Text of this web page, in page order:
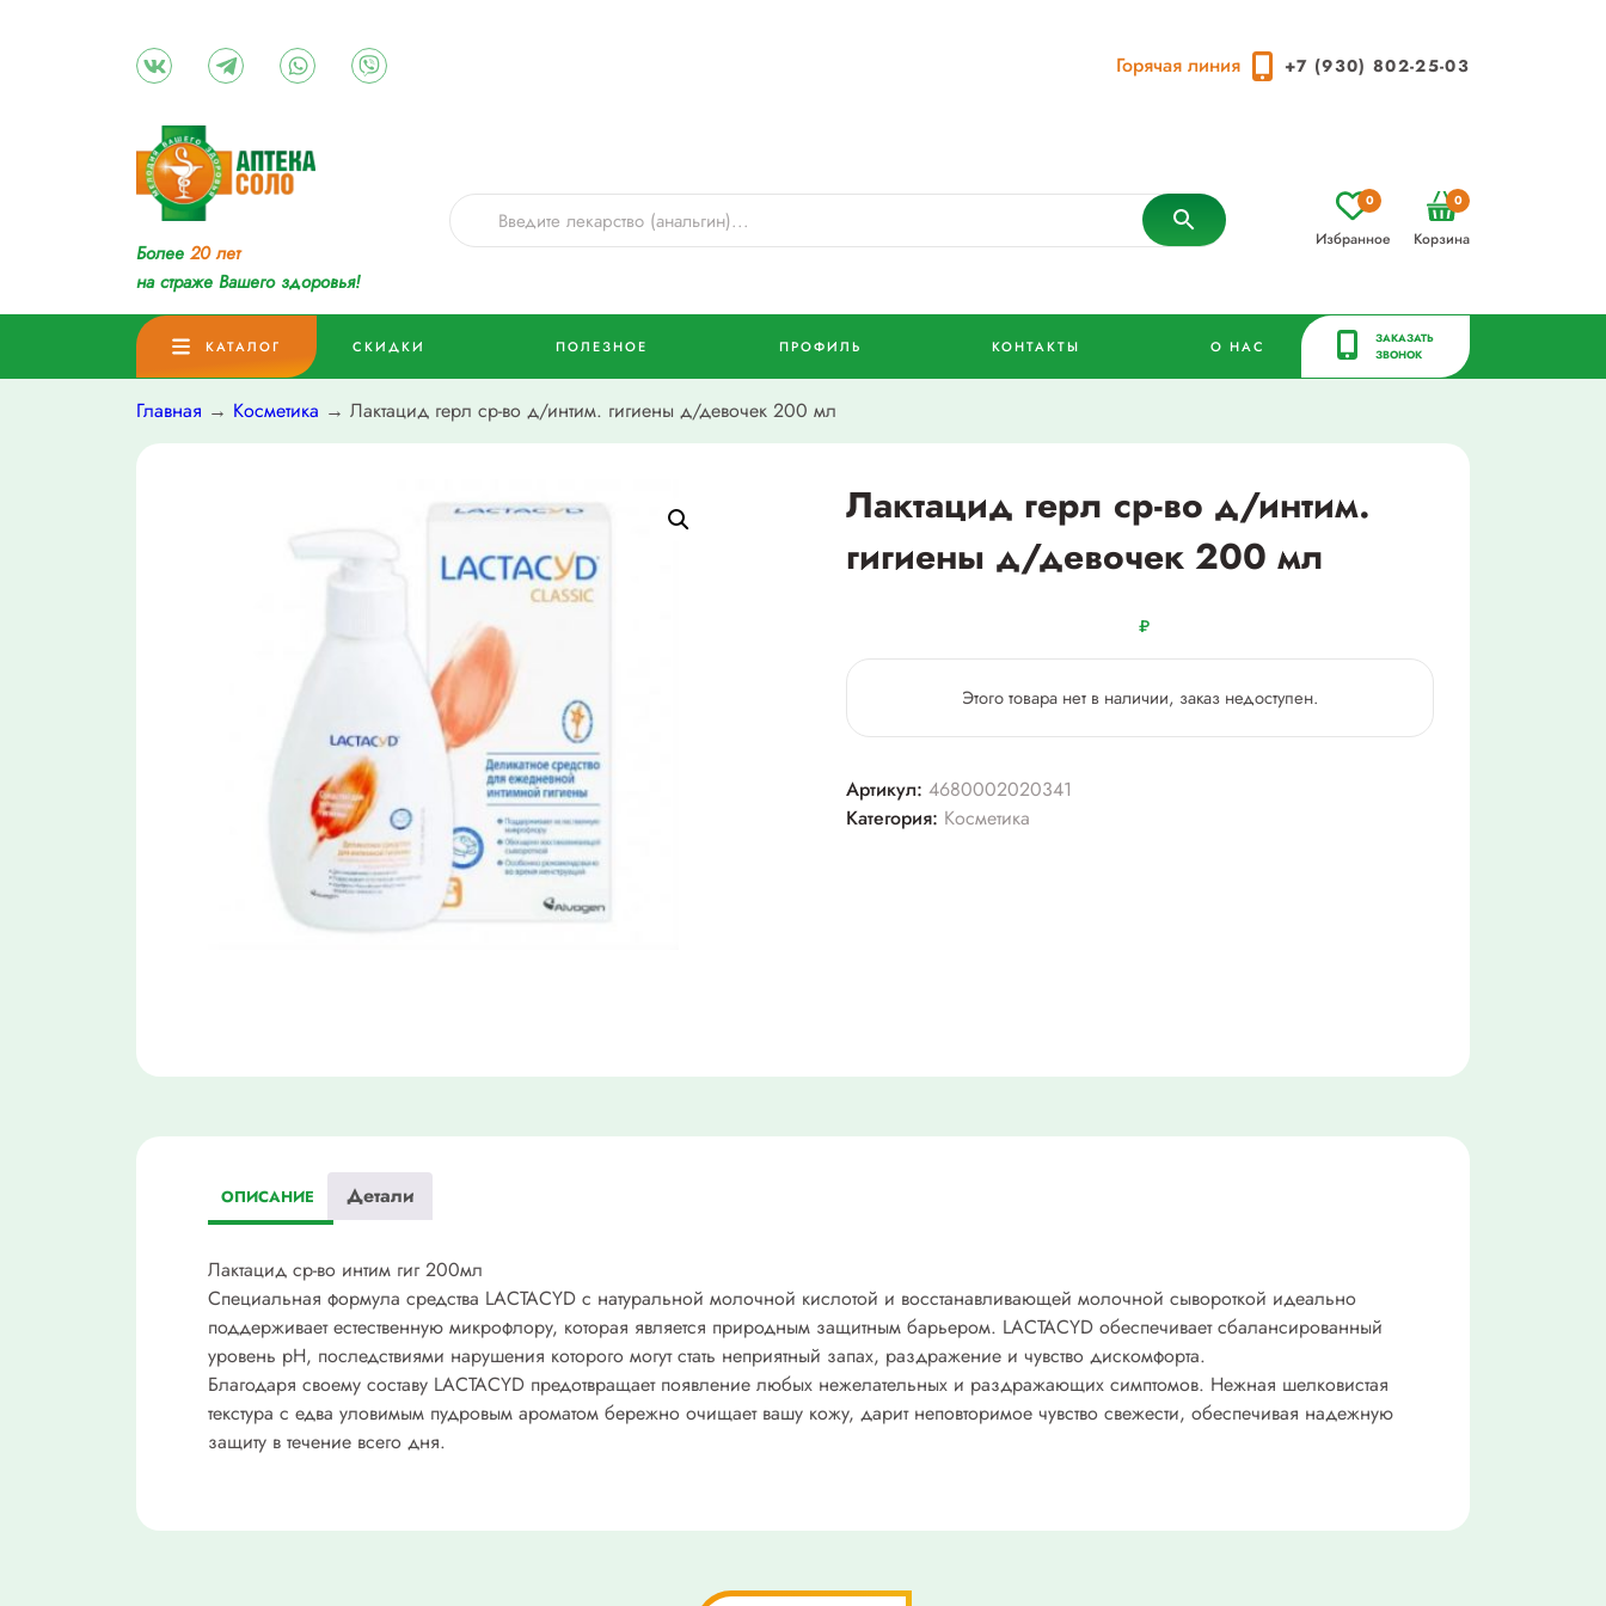
Горячая линия +7 (930) 802-25-03
Более 20 лет
на страже Вашего здоровья!
Избранное
0
Корзина
0
КАТАЛОГ СКИДКИ ПОЛЕЗНОЕ ПРОФИЛЬ КОНТАКТЫ О НАС
ЗАКАЗАТЬ
ЗВОНОК
Главная → Косметика → Лактацид герл ср-во д/интим. гигиены д/девочек 200 мл
Лактацид герл ср-во д/интим.
гигиены д/девочек 200 мл
₽
Этого товара нет в наличии, заказ недоступен.
Артикул: 4680002020341
Категория: Косметика
ОПИСАНИЕ Детали
Лактацид ср-во интим гиг 200мл
Специальная формула средства LACTACYD с натуральной молочной кислотой и восстанавливающей молочной сывороткой идеально
поддерживает естественную микрофлору, которая является природным защитным барьером. LACTACYD обеспечивает сбалансированный
уровень pH, последствиями нарушения которого могут стать неприятный запах, раздражение и чувство дискомфорта.
Благодаря своему составу LACTACYD предотвращает появление любых нежелательных и раздражающих симптомов. Нежная шелковистая
текстура с едва уловимым пудровым ароматом бережно очищает вашу кожу, дарит неповторимое чувство свежести, обеспечивая надежную
защиту в течение всего дня.